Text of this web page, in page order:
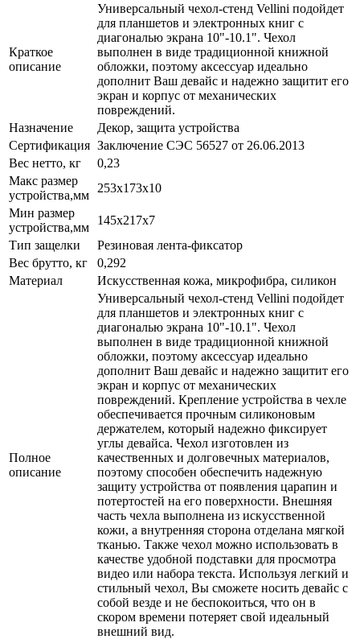
Краткое
описание
Универсальный чехол-стенд Vellini подойдет
для планшетов и электронных книг с
диагональю экрана 10"-10.1". Чехол
выполнен в виде традиционной книжной
обложки, поэтому аксессуар идеально
дополнит Ваш девайс и надежно защитит его
экран и корпус от механических
повреждений.
Назначение
Декор, защита устройства
Сертификация Заключение СЭС 56527 от 26.06.2013
Вес нетто, кг
0,23
Макс размер
устройства,мм
253х173x10
Мин размер
устройства,мм
145x217x7
Тип защелки
Резиновая лента-фиксатор
Вес брутто, кг
0,292
Материал
Искусственная кожа, микрофибра, силикон
Полное
описание
Универсальный чехол-стенд Vellini подойдет
для планшетов и электронных книг с
диагональю экрана 10"-10.1". Чехол
выполнен в виде традиционной книжной
обложки, поэтому аксессуар идеально
дополнит Ваш девайс и надежно защитит его
экран и корпус от механических
повреждений. Крепление устройства в чехле
обеспечивается прочным силиконовым
держателем, который надежно фиксирует
углы девайса. Чехол изготовлен из
качественных и долговечных материалов,
поэтому способен обеспечить надежную
защиту устройства от появления царапин и
потертостей на его поверхности. Внешняя
часть чехла выполнена из искусственной
кожи, а внутренняя сторона отделана мягкой
тканью. Также чехол можно использовать в
качестве удобной подставки для просмотра
видео или набора текста. Используя легкий и
стильный чехол, Вы сможете носить девайс с
собой везде и не беспокоиться, что он в
скором времени потеряет свой идеальный
внешний вид.